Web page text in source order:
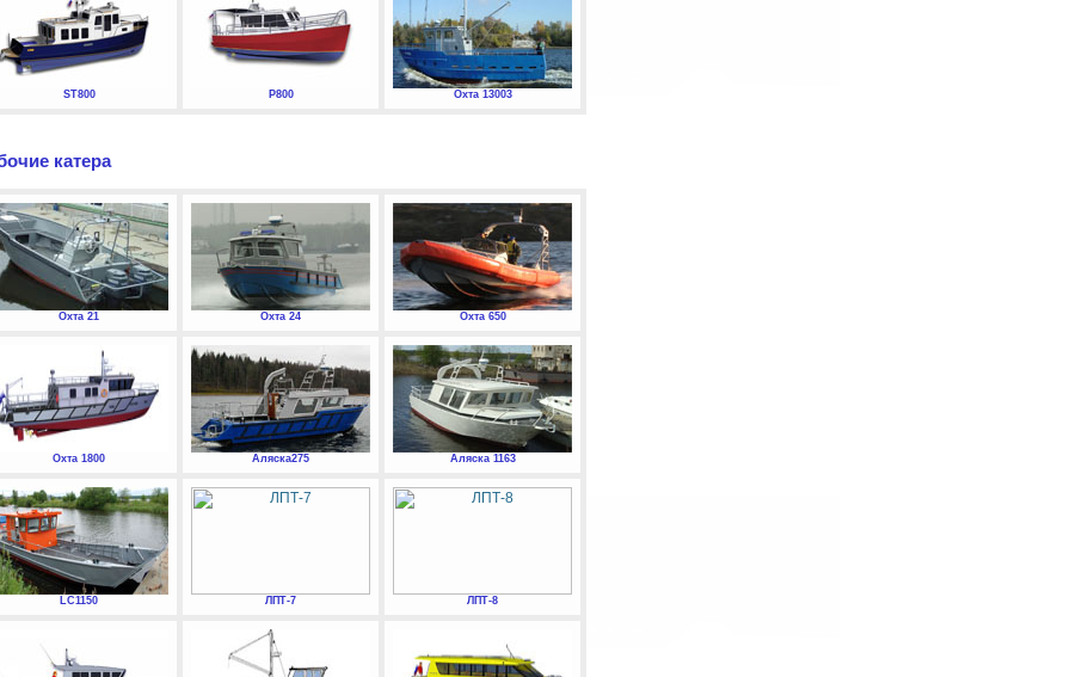
ST800 P800 Охта 13003
катера
Охта 21 Охта 24 Охта 650
Охта 1800 Аляска275 Аляска 1163
LC1150 ЛПТ-7 ЛПТ-8